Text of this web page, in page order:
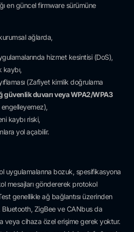
en güncel firmware sürümüne
ağlarda,
hizmet kesintisi (DoS),
kaybı,
(Zafiyet kimlik doğrulama
güvenlik duvarı veya WPA2/WPA3
engelleyemez),
kaybı riski,
yol açabilir.
uygulamalarına bozuk, spesifikasyona
mesajları göndererek protokol
genellikle ağ bağlantısı üzerinden
Bluetooth, ZigBee ve CANbus da
veya cihaza özel erişime gerek yoktur.